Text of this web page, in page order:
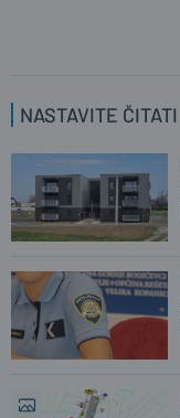
NASTAVITE ČITATI